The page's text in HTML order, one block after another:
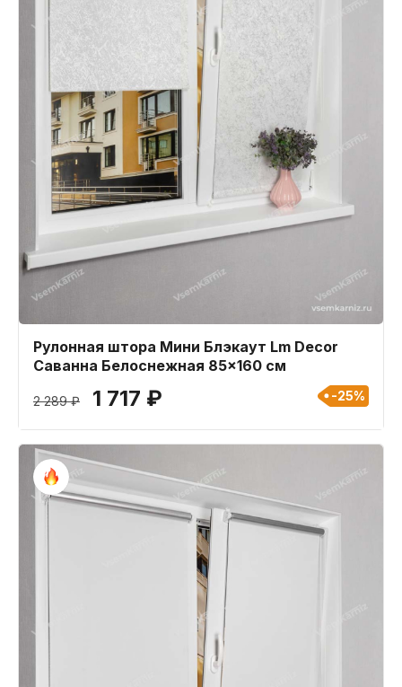
Рулонная штора Мини Блэкаут Lm Decor
Саванна Белоснежная 85x160 см
2 289 ₽ 1 717 ₽ -25%